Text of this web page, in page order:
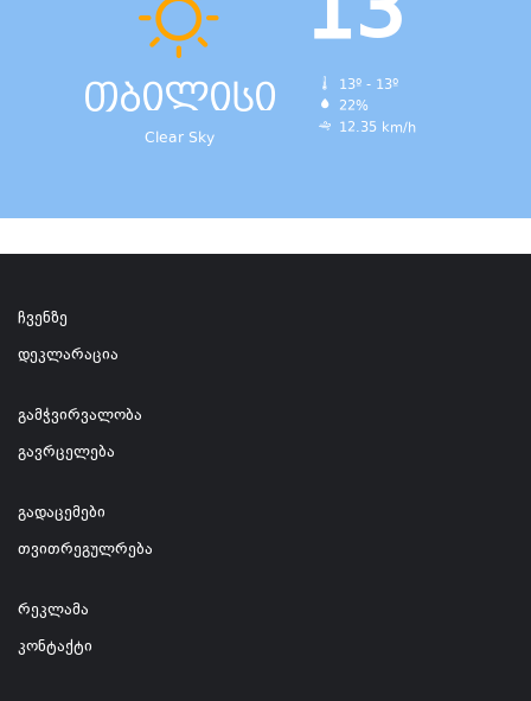
თბილისი
Clear Sky
13º - 13º
22%
12.35 km/h
ჩვენზე
დეკლარაცია
გამჭვირვალობა
გავრცელება
გადაცემები
თვითრეგულრება
რეკლამა
კონტაქტი